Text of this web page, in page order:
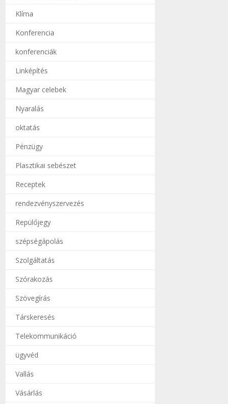
Klíma
Konferencia
konferenciák
Linképítés
Magyar celebek
Nyaralás
oktatás
Pénzügy
Plasztikai sebészet
Receptek
rendezvényszervezés
Repülőjegy
szépségápolás
Szolgáltatás
Szórakozás
Szövegírás
Társkeresés
Telekommunikáció
ügyvéd
Vallás
Vásárlás